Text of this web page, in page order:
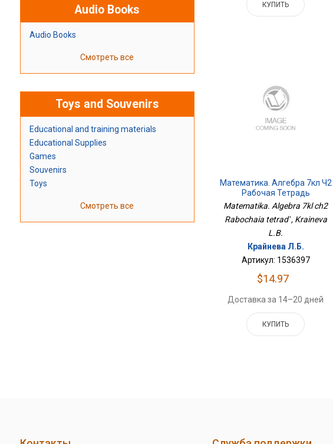
Audio Books
Audio Books
Смотреть все
Toys and Souvenirs
Educational and training materials
Educational Supplies
Games
Souvenirs
Toys
Смотреть все
КУПИТЬ
Математика. Алгебра 7кл Ч2
Рабочая Тетрадь
Matematika. Algebra 7kl ch2
Rabochaia tetrad' , Kraineva
L.B.
Крайнева Л.Б.
Артикул: 1536397
$14.97
Доставка за 14–20 дней
КУПИТЬ